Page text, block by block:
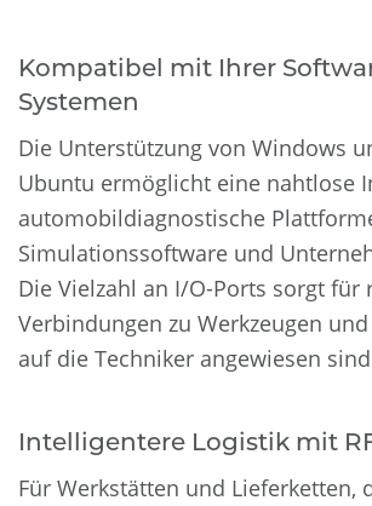
Kompatibel mit Ihrer
Systemen
Die Unterstützung von Windows
Ubuntu ermöglicht eine nahtlose
automobildiagnostische
Simulationssoftware und
Die Vielzahl an I/O-Ports sorgt für
Verbindungen zu Werkzeugen
auf die Techniker angewiesen
Intelligentere Logistik mit
Für Werkstätten und Lieferketten,